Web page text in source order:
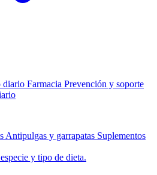
diario Farmacia Prevención y soporte
Antipulgas y garrapatas Suplementos
y tipo de dieta.